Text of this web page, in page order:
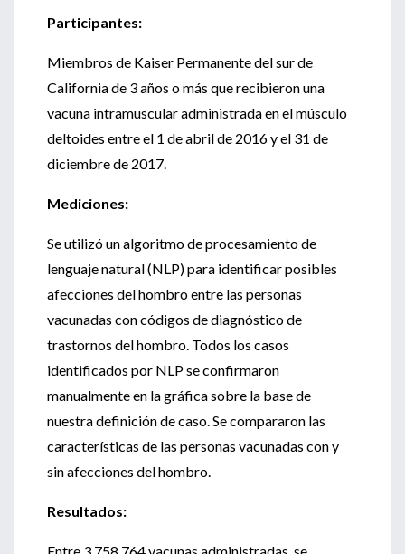
Participantes:
Miembros de Kaiser Permanente del sur de
California de 3 años o más que recibieron una
vacuna intramuscular administrada en el músculo
deltoides entre el 1 de abril de 2016 y el 31 de
diciembre de 2017.
Mediciones:
Se utilizó un algoritmo de procesamiento de
lenguaje natural (NLP) para identificar posibles
afecciones del hombro entre las personas
vacunadas con códigos de diagnóstico de
trastornos del hombro. Todos los casos
identificados por NLP se confirmaron
manualmente en la gráfica sobre la base de
nuestra definición de caso. Se compararon las
características de las personas vacunadas con y
sin afecciones del hombro.
Resultados: